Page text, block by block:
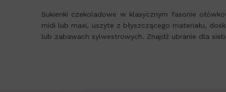
Sukienki czekoladowe w klasycznym fasonie
midi lub maxi, uszyte z błyszczącego materiału,
lub zabawach sylwestrowych. Znajdź ubranie dla